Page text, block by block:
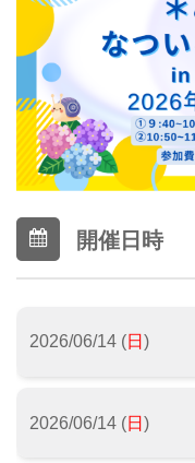
開催日時
2026/06/14 (日 )
2026/06/14 (日 )